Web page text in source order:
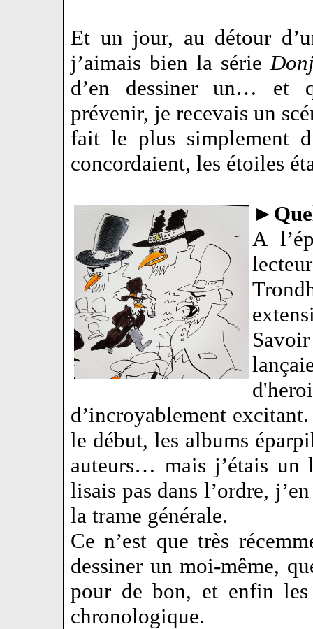
Et un jour, au détour
j’aimais bien la série
d’en dessiner un… et
prévenir, je recevais un
fait le plus simplement
concordaient, les étoiles
►
A
d’incroyablement
le début, les albums
auteurs… mais j’étais un
lisais pas dans l’ordre,
la trame générale.
Ce n’est que très
dessiner un moi-même,
pour de bon, et enfin les
chronologique.